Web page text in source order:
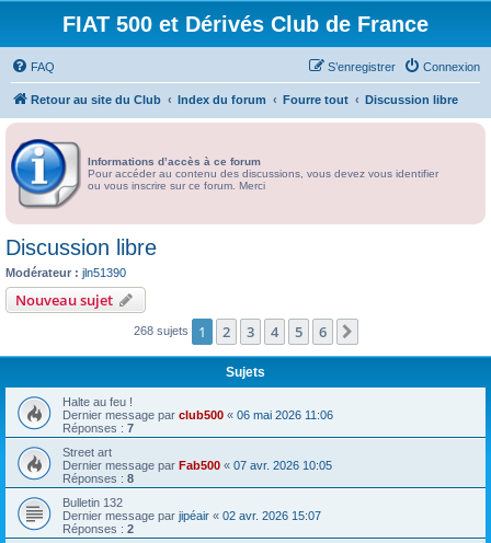
FIAT 500 et Dérivés Club de France
FAQ Connexion
S’enregistrer
Retour au site du Club Index du forum Fourre tout Discussion libre
Informations d’accès à ce forum
Pour accéder au contenu des discussions, vous devez vous identifier
ou vous inscrire sur ce forum. Merci
Discussion libre
Modérateur : jln51390
Nouveau sujet
268 sujets 1 2 3 4 5 6
Sujets
Halte au feu !
Dernier message par club500 « 06 mai 2026 11:06
Réponses : 7
Street art
Dernier message par Fab500 « 07 avr. 2026 10:05
Réponses : 8
Bulletin 132
Dernier message par jipéair « 02 avr. 2026 15:07
Réponses : 2